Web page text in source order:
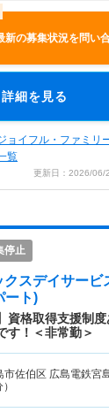
新の募集状況を問い
詳細を見る
ョイフル・ファミリ
覧
更新日：2026/
停止
スデイサービ
ート)
資格取得支援制
す！＜非常勤＞
市佐伯区 広島電鉄宮